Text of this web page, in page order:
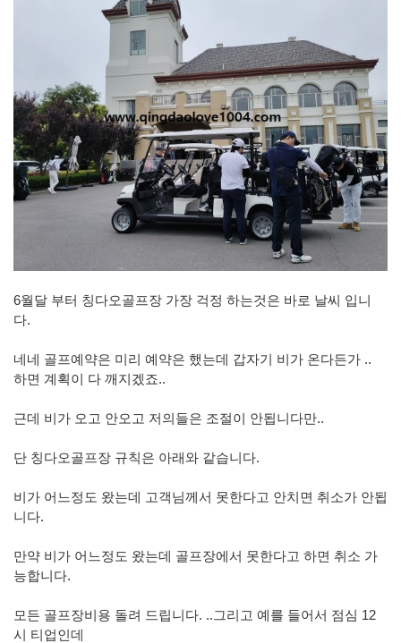
6월달 부터 칭다오골프장 가장 걱정 하는것은 바로 날씨 입니
다.
네네 골프예약은 미리 예약은 했는데 갑자기 비가 온다든가 ..
하면 계획이 다 깨지겠죠..
근데 비가 오고 안오고 저의들은 조절이 안됩니다만..
단 칭다오골프장 규칙은 아래와 같습니다.
비가 어느정도 왔는데 고객님께서 못한다고 안치면 취소가 안됩
니다.
만약 비가 어느정도 왔는데 골프장에서 못한다고 하면 취소 가
능합니다.
모든 골프장비용 돌려 드립니다. ..그리고 예를 들어서 점심 12
시 티업인데